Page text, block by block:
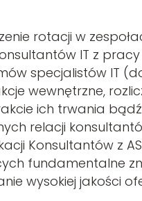
rotacji w
IT z pracy
specjalistów IT
wewnętrzne,
ich trwania
relacji
Konsultantów z
fundamentalne
wysokiej jakości